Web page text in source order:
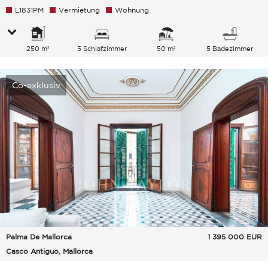
L1831PM Vermietung Wohnung
250 m² 5 Schlafzimmer 50 m² 5 Badezimmer
Co-exklusiv
Palma De Mallorca
Casco Antiguo, Mallorca
1 395 000 EUR